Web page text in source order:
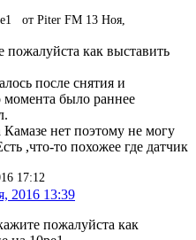
от Piter FM 13 Ноя,
как выставить
после снятия и
было раннее
нет поэтому не могу
,что-то похожее где датчик
17:12
2016 13:39
пожалуйста как